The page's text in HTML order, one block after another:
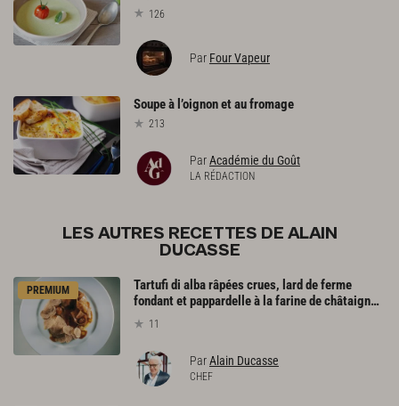
126
Par Four Vapeur
Soupeà l’oignonetaufromage
213
ParAcadémie du Goût
LA RÉDACTION
LES AUTRES RECETTES DE ALAIN
DUCASSE
PREMIUM
Tartufi di alba râpées crues, lard de ferme
fondant et pappardelle à la farine de châtaigne cuites au bouillon
11
ParAlain Ducasse
CHEF